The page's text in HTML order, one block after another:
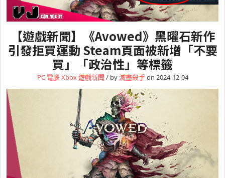
【遊戲新聞】《Avowed》黑曜石新作
引發拒買運動 Steam頁面被新增「不要
買」「政治性」等標籤
PC 電腦Xbox遊戲新聞 / by滅盡殺手on 2024-12-04